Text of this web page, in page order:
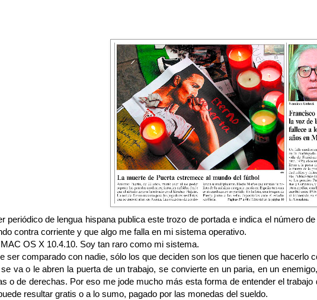
periódico de lengua hispana publica este trozo de portada e indica el número
contra corriente y que algo me falla en mi sistema operativo.
OS X 10.4.10. Soy tan raro como mi sistema.
ser comparado con nadie, sólo los que deciden son los que tienen que hacerlo
va o le abren la puerta de un trabajo, se convierte en un paria, en un
o de derechas. Por eso me jode mucho más esta forma de entender el
resultar gratis o a lo sumo, pagado por las monedas del sueldo.